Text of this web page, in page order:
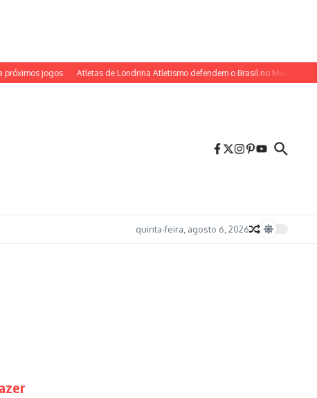
jogos Atletas de Londrina Atletismo defendem o Brasil no Mundial Sub-20
quinta-feira, agosto 6, 2026